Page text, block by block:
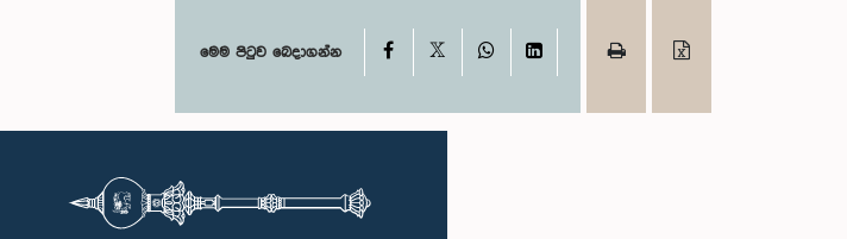
මෙම පිටුව බෙදාගන්න Facebook WhatsAppLinkedIn